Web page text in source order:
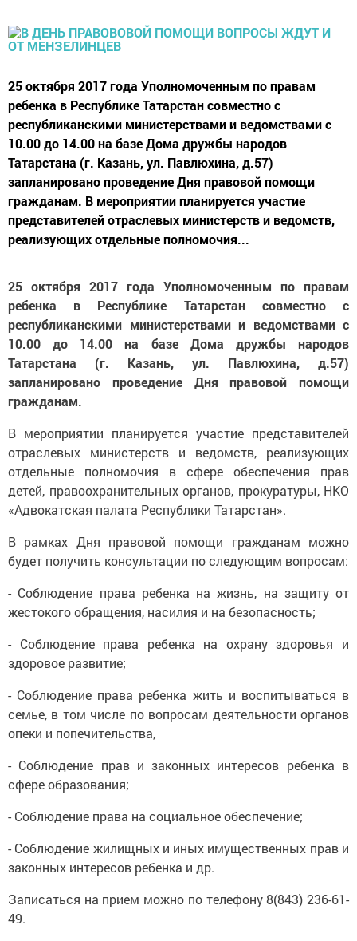
25 октября 2017 года Уполномоченным по правам
ребенка в Республике Татарстан совместно с
республиканскими министерствами и ведомствами с
10.00 до 14.00 на базе Дома дружбы народов
Татарстана (г. Казань, ул. Павлюхина, д.57)
запланировано проведение Дня правовой помощи
гражданам. В мероприятии планируется участие
представителей отраслевых министерств и ведомств,
реализующих отдельные полномочия...
25 октября 2017 года Уполномоченным по правам
ребенка в Республике Татарстан совместно с
республиканскими министерствами и ведомствами с
10.00 до 14.00 на базе Дома дружбы народов
Татарстана (г. Казань, ул. Павлюхина, д.57)
запланировано проведение Дня правовой помощи
гражданам.
В мероприятии планируется участие представителей
отраслевых министерств и ведомств, реализующих
отдельные полномочия в сфере обеспечения прав
детей, правоохранительных органов, прокуратуры, НКО
«Адвокатская палата Республики Татарстан».
В рамках Дня правовой помощи гражданам можно
будет получить консультации по следующим вопросам:
- Соблюдение права ребенка на жизнь, на защиту от
жестокого обращения, насилия и на безопасность;
- Соблюдение права ребенка на охрану здоровья и
здоровое развитие;
- Соблюдение права ребенка жить и воспитываться в
семье, в том числе по вопросам деятельности органов
опеки и попечительства,
- Соблюдение прав и законных интересов ребенка в
сфере образования;
- Соблюдение права на социальное обеспечение;
- Соблюдение жилищных и иных имущественных прав и
законных интересов ребенка и др.
Записаться на прием можно по телефону 8(843) 236-61-
49.